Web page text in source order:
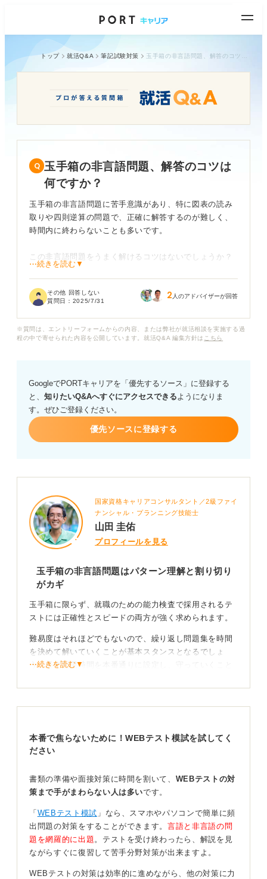
トップ 就活Q&A 筆記試験対策
玉手箱の非言語問題、解答のコツは
何ですか？
玉手箱の非言語問題に苦手意識があり、特に図表の読み
取りや四則逆算の問題で、正確に解答するのが難しく、
時間内に終わらないことも多いです。
この非言語問題をうまく解けるコツはないでしょうか？
らず、焦ってしまいます。
や、効率の良い勉強法、時間配分の考え方について、ア
⋯続きを読む▼
その他 回答しない
質問日： 2025/7/31 2 人のアドバイザーが回答
※質問は、エントリーフォームからの内容、または弊社が就活相談を実施する過
程の中で寄せられた内容を公開しています。就活Q&A 編集方針は こちら
GoogleでPORTキャリアを「優先するソース」に登録する
と、 知りたいQ&Aへすぐにアクセスできるようになりま
す。ぜひご登録ください。
優先ソースに登録する
国家資格キャリアコンサルタント／2級ファイ
ナンシャル・プランニング技能士
山田 圭佑
プロフィールを見る
玉手箱の非言語問題はパターン理解と割り切り
がカギ
玉手箱に限らず、就職のための能力検査で採用されるテ
ストには正確性とスピードの両方が強く求められます。
難易度はそれほどでもないので、繰り返し問題集を時間
を決めて解いていくことが基本スタンスとなるでしょ
う。必ず制限時間を本番通りに設定し、守っていくこと
そのほかに注意していただきたいのが試験の種類によっ
を書いていくことです。
ことでミスを防ぎ、思考を整理できます。
回答スピード重視でわからない問題はすぐに次へ進
⋯続きを読む▼
本番で焦らないために！WEBテスト模試を試してく
ださい
書類の準備や面接対策に時間を割いて、 WEBテストの対
策まで手がまわらない人は多いです。
「 WEBテスト模試 」なら、スマホやパソコンで簡単に頻
出問題の対策をすることができます。言語と非言語の問
題を網羅的に出題 。テストを受け終わったら、解説を見
ながらすぐに復習して苦手分野対策が出来ますよ。
WEBテストの対策は効率的に進めながら、他の対策に力